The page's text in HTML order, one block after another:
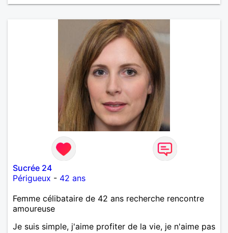
Sucrée 24
Périgueux - 42 ans
Femme célibataire de 42 ans recherche rencontre
amoureuse
Je suis simple, j'aime profiter de la vie, je n'aime pas